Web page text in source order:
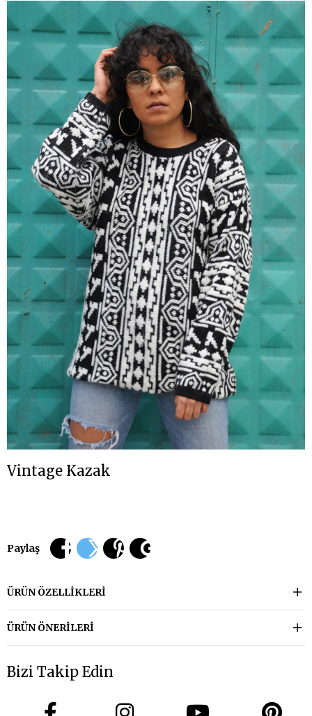
Vintage Kazak
Paylaş
ÜRÜN ÖZELLIKLERI
ÜRÜN ÖNERILERI
Bizi Takip Edin